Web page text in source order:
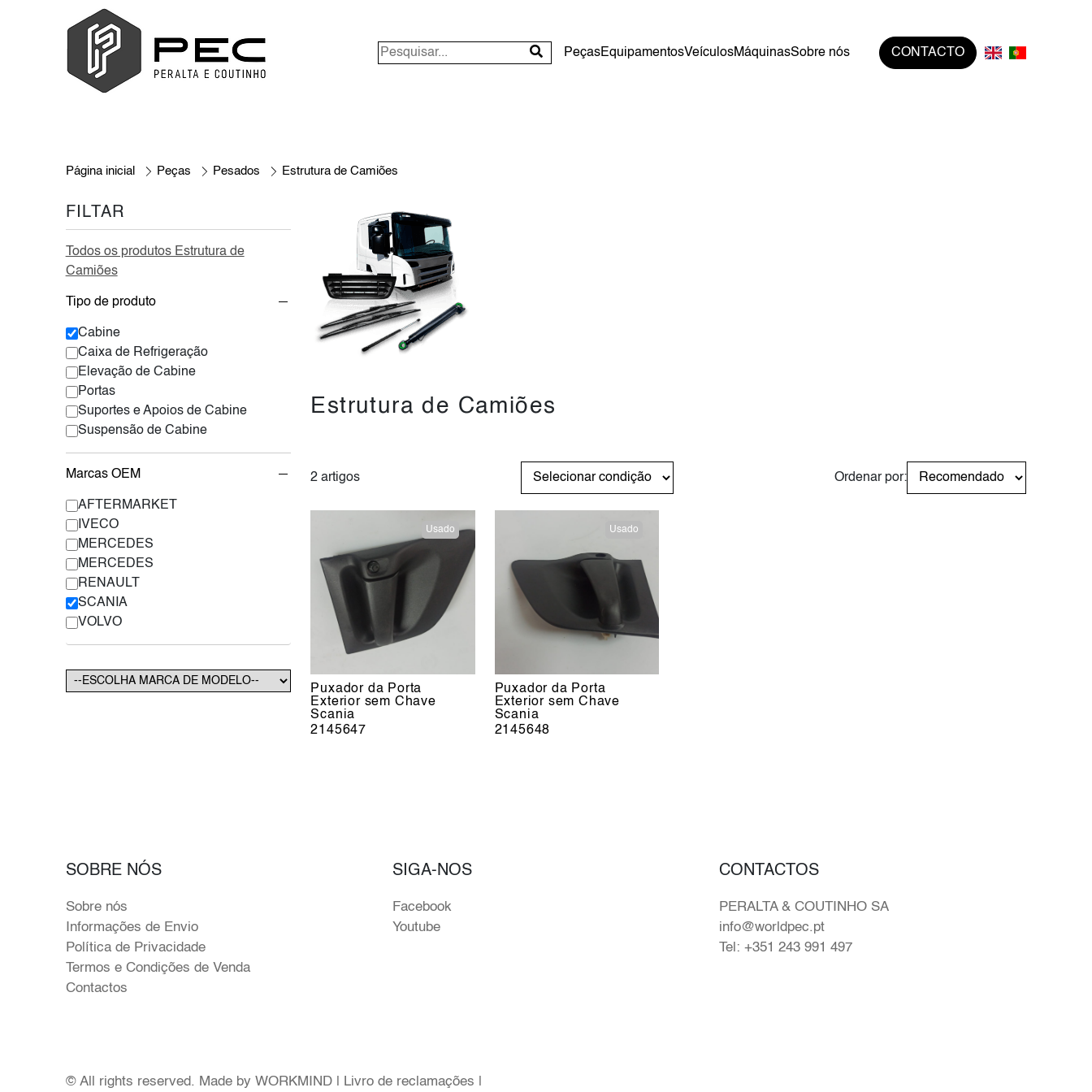
PeçasEquipamentosVeículosMáquinasSobre nós CONTACTO
Página inicial Peças Pesados Estrutura de Camiões
FILTAR
Todos os produtos Estrutura de
Camiões
Tipo de produto
Cabine
Caixa de Refrigeração
Elevação de Cabine
Portas
Suportes e Apoios de Cabine
Suspensão de Cabine
Marcas OEM
AFTERMARKET
IVECO
MERCEDES
MERCEDES
RENAULT
SCANIA
VOLVO
Estrutura de Camiões
2 artigos Ordenar por:
Usado
Puxador da Porta
Exterior sem Chave
Scania
2145647
Usado
Puxador da Porta
Exterior sem Chave
Scania
2145648
SOBRE NÓS
Sobre nós
Informações de Envio
Política de Privacidade
Termos e Condições de Venda
Contactos
SIGA-NOS
Facebook
Youtube
CONTACTOS
PERALTA & COUTINHO SA
info@worldpec.pt
Tel: +351 243 991 497
© All rights reserved. Made by WORKMIND| Livro de reclamações